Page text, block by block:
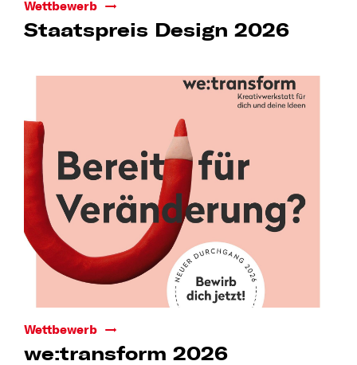
Wettbewerb
Staatspreis Design 2026
Wettbewerb
we:transform 2026